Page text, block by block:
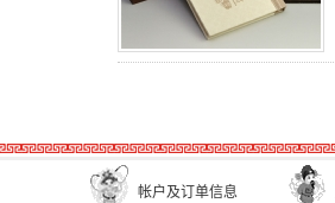
帐户及订单信息